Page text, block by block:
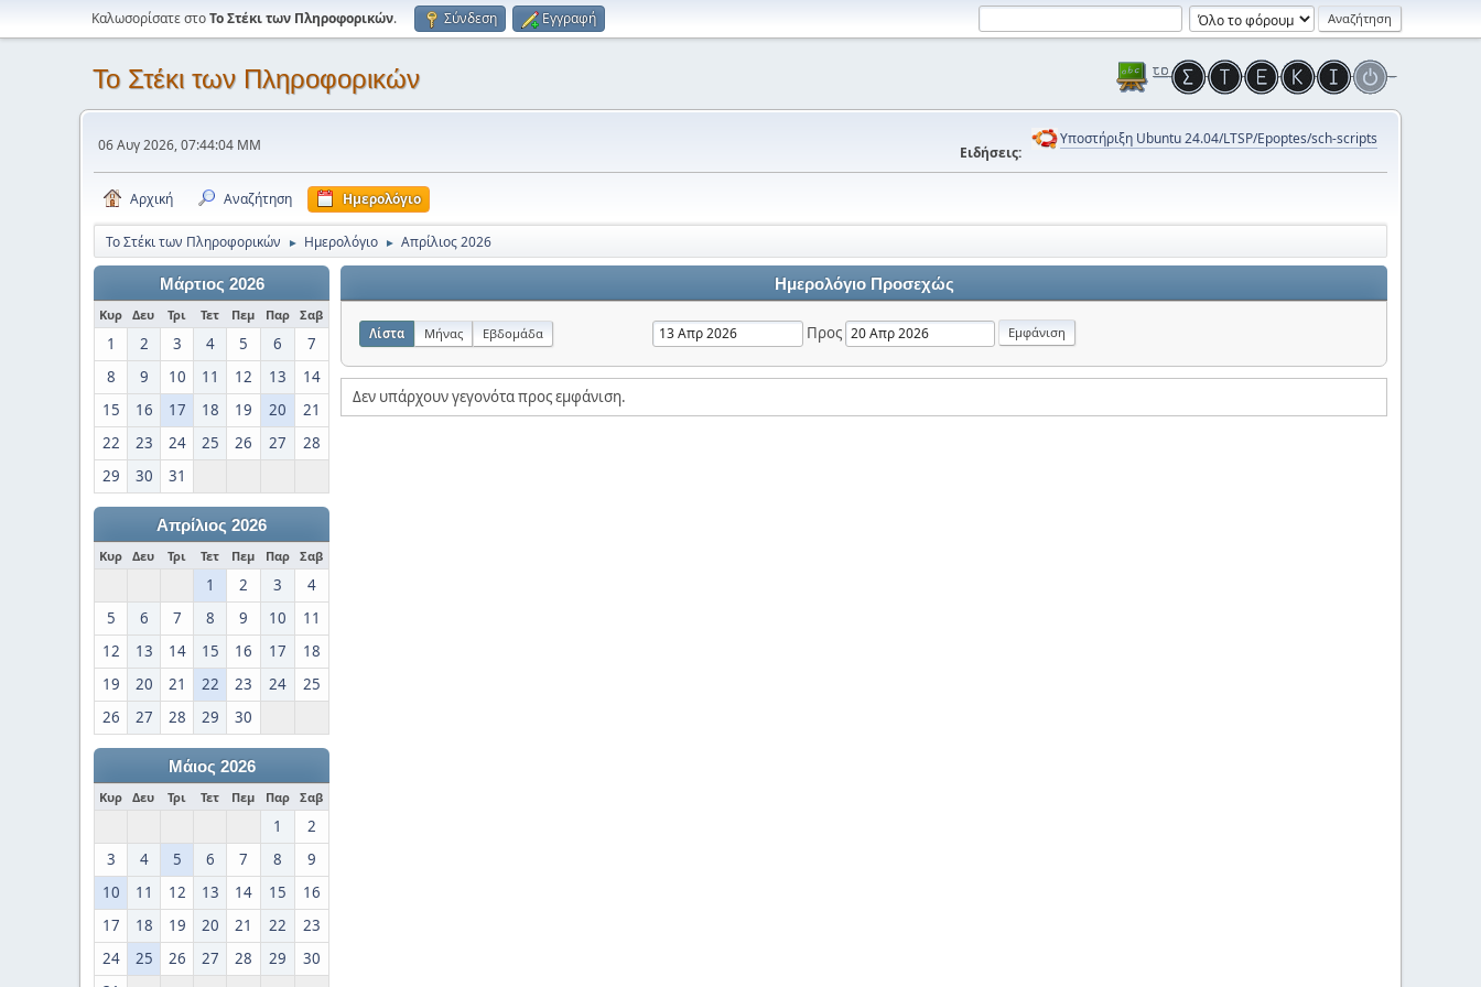
Καλωσορίσατε στοΤο Στέκι των Πληροφορικών. Σύνδεση Εγγραφή
Το Στέκι των Πληροφορικών
06 Αυγ 2026, 07:44:04 ΜΜ Ειδήσεις:
Υποστήριξη Ubuntu 24.04/LTSP/Epoptes/sch-scripts
Αρχική Αναζήτηση Ημερολόγιο
Το Στέκι των Πληροφορικών ► Ημερολόγιο ► Απρίλιος 2026
Μάρτιος 2026
Κυρ Δευ Τρι Τετ Πεμ Παρ Σαβ
1 2 3 4 5 6
7
8
9 10 11 12 13
14
15
16 17 18 19 20
21
22
23 24 25 26 27
28
29
30 31
Απρίλιος 2026
Κυρ Δευ Τρι Τετ Πεμ Παρ Σαβ
1 2 3
4
5
6 7 8 9 10
11
12
13 14 15 16 17
18
19
20 21 22 23 24
25
26
27 28 29 30
Μάιος 2026
Κυρ Δευ Τρι Τετ Πεμ Παρ Σαβ
1
2
3
4 5 6 7 8
9
10
11 12 13 14 15
16
17
18 19 20 21 22
23
24
25 26 27 28 29
30
Ημερολόγιο Προσεχώς
Λίστα Μήνας Εβδομάδα Προς
Δεν υπάρχουν γεγονότα προς εμφάνιση.